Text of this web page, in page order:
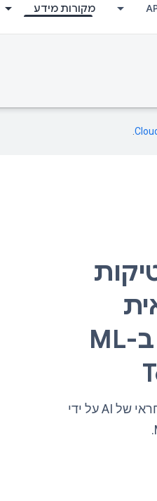
מקורות מידע
בזרימת העבודה שלך ב-ML
TensorFlow מחויבת לעזור להתקדם בפיתוח אחראי של AI על ידי